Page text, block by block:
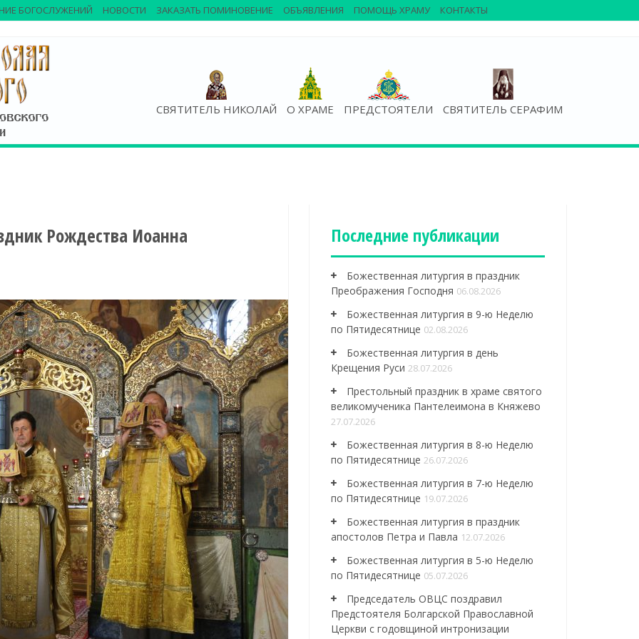
СВЯТИТЕЛЬ НИКОЛАЙ О ХРАМЕ ПРЕДСТОЯТЕЛИ СВЯТИТЕЛЬ СЕРАФИМ
БОГОСЛУЖЕНИЙ НОВОСТИ ЗАКАЗАТЬ ПОМИНОВЕНИЕ ОБЪЯВЛЕНИЯ ПОМОЩЬ ХРАМУ КОНТАКТЫ
Рождества Иоанна Последние публикации
Божественная литургия в праздник
Преображения Господня 06.08.2026
Божественная литургия в 9-ю Неделю
по Пятидесятнице 02.08.2026
Божественная литургия в день
Крещения Руси 28.07.2026
Престольный праздник в храме святого
великомученика Пантелеимона в Княжево
27.07.2026
Божественная литургия в 8-ю Неделю
по Пятидесятнице 26.07.2026
Божественная литургия в 7-ю Неделю
по Пятидесятнице 19.07.2026
Божественная литургия в праздник
апостолов Петра и Павла 12.07.2026
Божественная литургия в 5-ю Неделю
по Пятидесятнице 05.07.2026
Председатель ОВЦС поздравил
Предстоятеля Болгарской Православной
Церкви с годовщиной интронизации